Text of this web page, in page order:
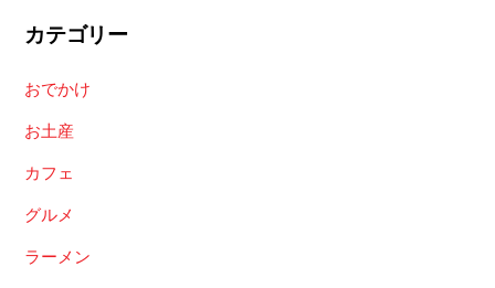
カテゴリー
おでかけ
お土産
カフェ
グルメ
ラーメン